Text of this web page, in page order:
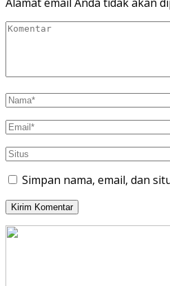
Simpan nama, email, dan